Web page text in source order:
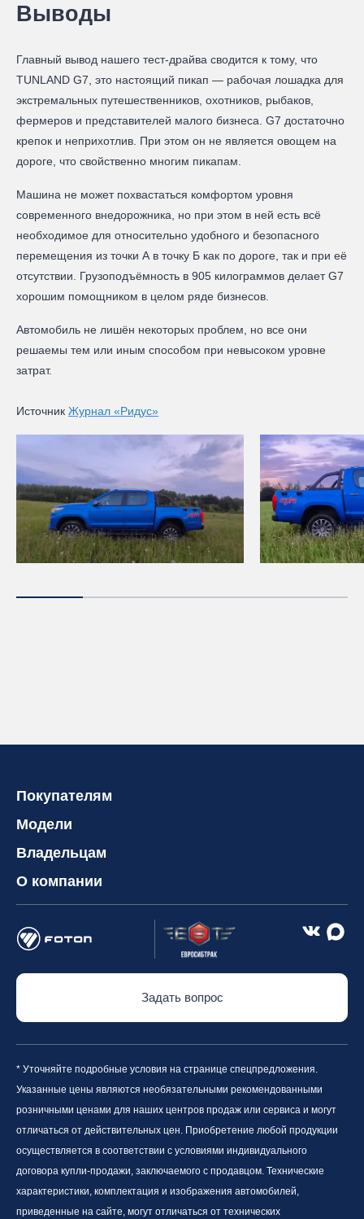
Выводы
Главный вывод нашего тест-драйва сводится к тому, что
TUNLAND G7, это настоящий пикап — рабочая лошадка для
экстремальных путешественников, охотников, рыбаков,
фермеров и представителей малого бизнеса. G7 достаточно
крепок и неприхотлив. При этом он не является овощем на
дороге, что свойственно многим пикапам.
Машина не может похвастаться комфортом уровня
современного внедорожника, но при этом в ней есть всё
необходимое для относительно удобного и безопасного
перемещения из точки А в точку Б как по дороге, так и при её
отсутствии. Грузоподъёмность в 905 килограммов делает G7
хорошим помощником в целом ряде бизнесов.
Автомобиль не лишён некоторых проблем, но все они
решаемы тем или иным способом при невысоком уровне
затрат.
Источник Журнал «Ридус»
Покупателям
Модели
Владельцам
О компании
Задать вопрос
* Уточняйте подробные условия на странице спецпредложения.
Указанные цены являются необязательными рекомендованными
розничными ценами для наших центров продаж или сервиса и могут
отличаться от действительных цен. Приобретение любой продукции
осуществляется в соответствии с условиями индивидуального
договора купли-продажи, заключаемого с продавцом. Технические
характеристики, комплектация и изображения автомобилей,
приведенные на сайте, могут отличаться от технических